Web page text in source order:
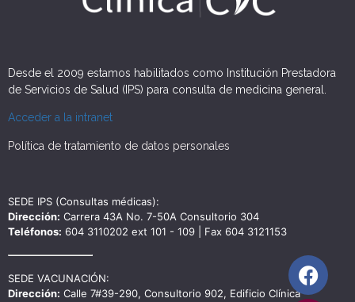
Desde el 2009 estamos habilitados como Institución Prestadora
de Servicios de Salud (IPS) para consulta de medicina general.
Acceder a la intranet
Política de tratamiento de datos personales
SEDE IPS (Consultas médicas):
Dirección: Carrera 43A No. 7-50A Consultorio 304
Teléfonos: 604 3110202 ext 101 - 109 | Fax 604 3121153
SEDE VACUNACIÓN:
Dirección: Calle 7#39-290, Consultorio 902, Edificio Clínica